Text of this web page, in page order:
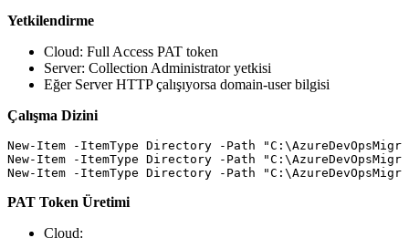
Yetkilendirme
Cloud: Full Access PAT token
Server: Collection Administrator yetkisi
Eğer Server HTTP çalışıyorsa domain-user bilgisi
Çalışma Dizini
New-Item -ItemType Directory -Path
New-Item -ItemType Directory -Path
PAT Token Üretimi
Cloud: